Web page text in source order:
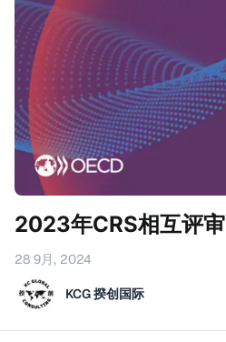
2023年CRS相互评审
28 9月, 2024
KCG 揆创国际